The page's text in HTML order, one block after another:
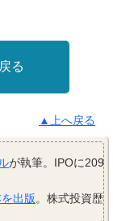
る
▲上へ戻る
が執筆。IPOに209
出版。株式投資歴